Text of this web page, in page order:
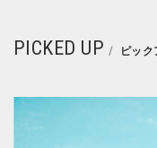
PICKED UP ピッ